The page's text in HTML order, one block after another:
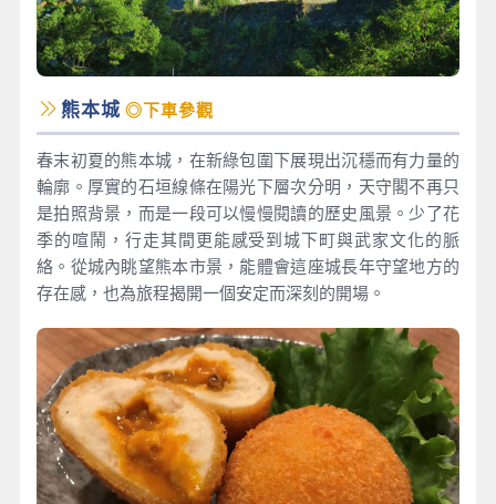
熊本城 ◎下車參觀
春末初夏的熊本城，在新綠包圍下展現出沉穩而有力量的
輪廓。厚實的石垣線條在陽光下層次分明，天守閣不再只
是拍照背景，而是一段可以慢慢閱讀的歷史風景。少了花
季的喧鬧，行走其間更能感受到城下町與武家文化的脈
絡。從城內眺望熊本市景，能體會這座城長年守望地方的
存在感，也為旅程揭開一個安定而深刻的開場。